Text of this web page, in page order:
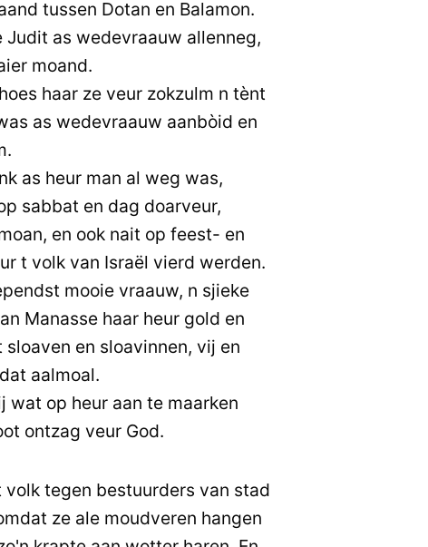
tussen Dotan en Balamon.
as wedevraauw allenneg,
moand.
haar ze veur zokzulm n tènt
as wedevraauw aanbòid en
as heur man al weg was,
sabbat en dag doarveur,
en ook nait op feest- en
t volk van Israël vierd werden.
mooie vraauw, n sjieke
Manasse haar heur gold en
en sloavinnen, vij en
aalmoal.
wat op heur aan te maarken
ontzag veur God.
tegen bestuurders van stad
ze ale moudveren hangen